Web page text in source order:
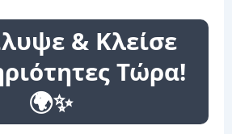
& Κλείσε
Τώρα!
🌍✨